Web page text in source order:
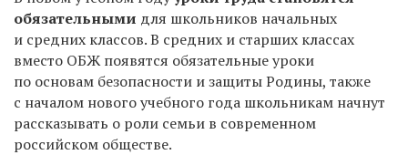
обязательными для школьников начальных
и средних классов. В средних и старших классах
вместо ОБЖ появятся обязательные уроки
по основам безопасности и защиты Родины, также
с началом нового учебного года школьникам начнут
рассказывать о роли семьи в современном
российском обществе.